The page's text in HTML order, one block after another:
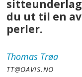
du ut til en
perler.
Thomas Trøa
TT@OAVIS.NO